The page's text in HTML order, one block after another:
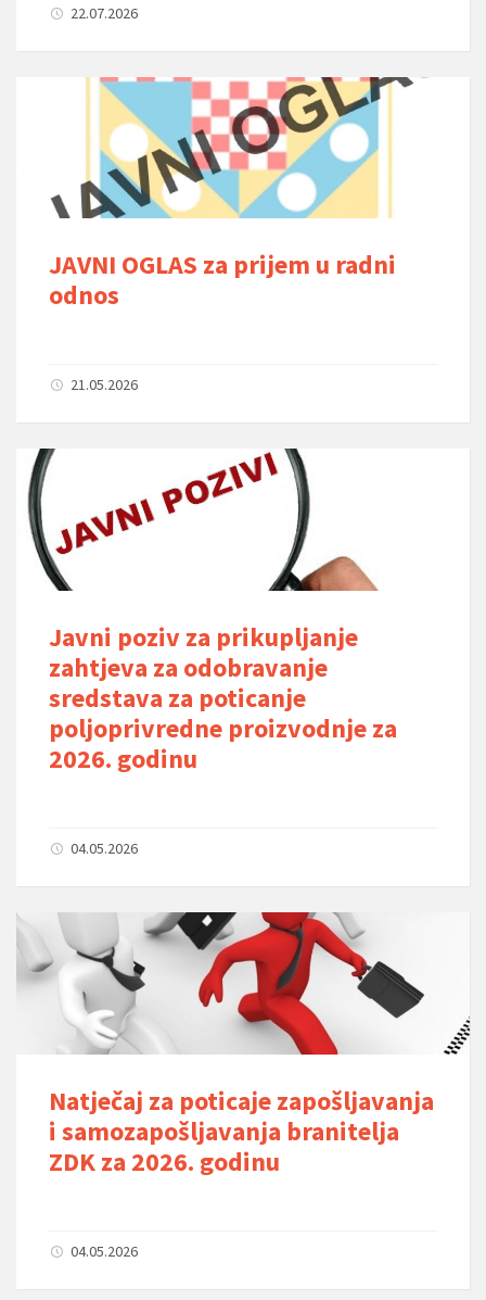
22.07.2026
JAVNI OGLAS za prijem u radni
odnos
21.05.2026
Javni poziv za prikupljanje
zahtjeva za odobravanje
sredstava za poticanje
poljoprivredne proizvodnje za
2026. godinu
04.05.2026
Natječaj za poticaje zapošljavanja
i samozapošljavanja branitelja
ZDK za 2026. godinu
04.05.2026